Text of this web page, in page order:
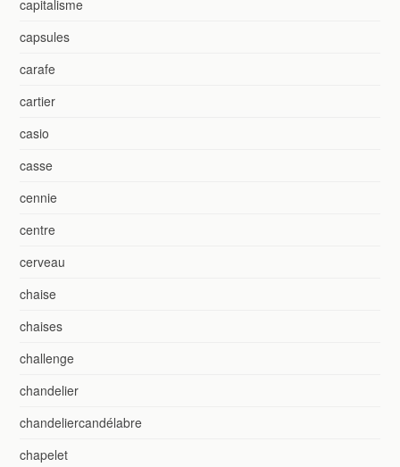
capitalisme
capsules
carafe
cartier
casio
casse
cennie
centre
cerveau
chaise
chaises
challenge
chandelier
chandeliercandélabre
chapelet